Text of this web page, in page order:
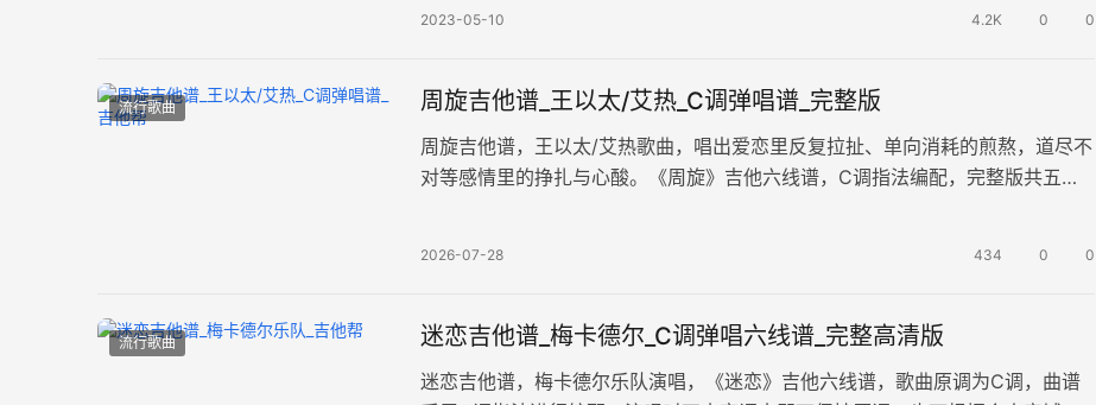
2023-05-10 4.2K 0 0
流行歌曲 周旋吉他谱_王以太/艾热_C调弹唱谱_完整版
周旋吉他谱，王以太/艾热歌曲，唱出爱恋里反复拉扯、单向消耗的煎熬，道尽不
对等感情里的挣扎与心酸。《周旋》吉他六线谱，C调指法编配，完整版共五张
2026-07-28 434 0 0
流行歌曲 迷恋吉他谱_梅卡德尔_C调弹唱六线谱_完整高清版
迷恋吉他谱，梅卡德尔乐队演唱，《迷恋》吉他六线谱，歌曲原调为C调，曲谱